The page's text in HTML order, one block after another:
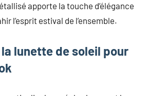
apporte la touche d’élégance
l’esprit estival de l’ensemble.
lunette de soleil pour